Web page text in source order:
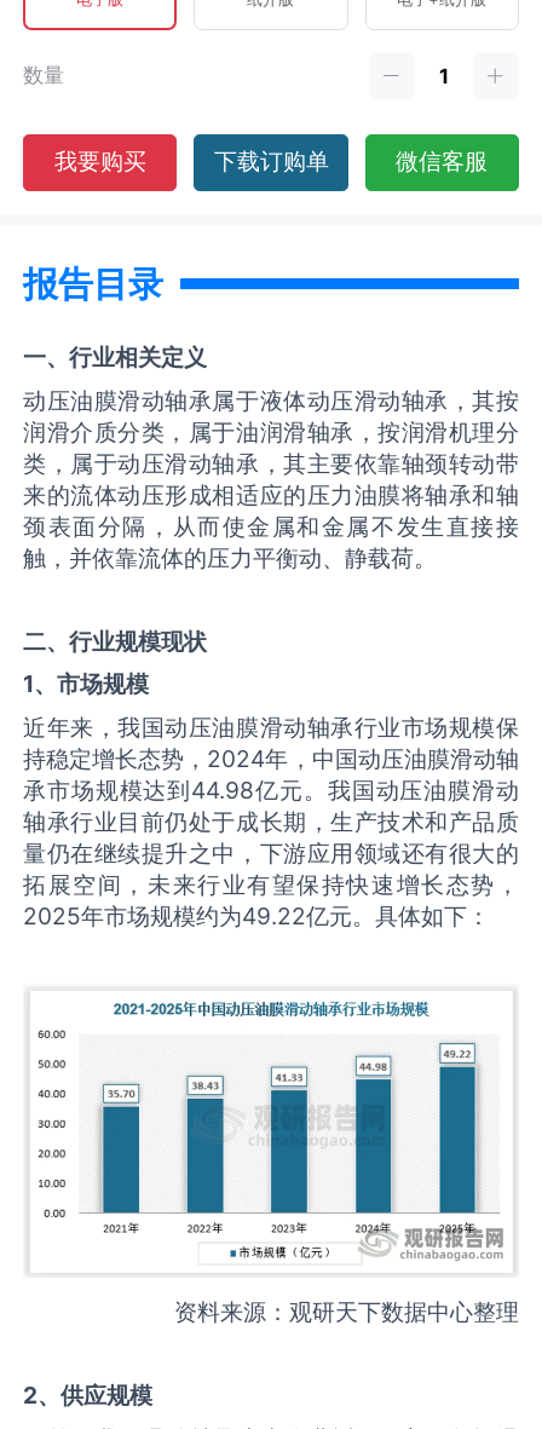
数量
我要购买 下载订购单 微信客服
报告目录
一、行业相关定义
动压油膜滑动轴承属于液体动压滑动轴承，其按
润滑介质分类，属于油润滑轴承，按润滑机理分
类，属于动压滑动轴承，其主要依靠轴颈转动带
来的流体动压形成相适应的压力油膜将轴承和轴
颈表面分隔，从而使金属和金属不发生直接接
触，并依靠流体的压力平衡动、静载荷。
二、行业规模现状
1、市场规模
近年来，我国动压油膜滑动轴承行业市场规模保
持稳定增长态势，2024年，中国动压油膜滑动轴
承市场规模达到44.98亿元。我国动压油膜滑动
轴承行业目前仍处于成长期，生产技术和产品质
量仍在继续提升之中，下游应用领域还有很大的
拓展空间，未来行业有望保持快速增长态势，
2025年市场规模约为49.22亿元。具体如下：
资料来源：观研天下数据中心整理
2、供应规模